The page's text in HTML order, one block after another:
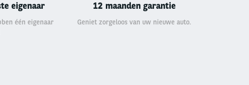
eigenaar
één eigenaar
12 maanden garantie
Geniet zorgeloos van uw nieuwe auto.